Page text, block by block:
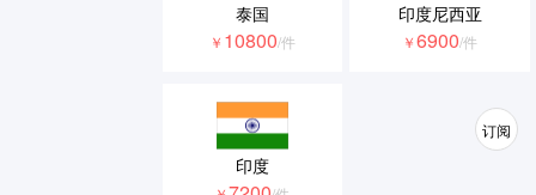
泰国
￥ 10800/件
印度尼西亚
￥6900/件
印度
订阅